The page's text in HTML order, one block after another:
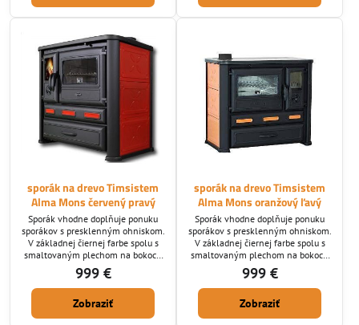
zvýšenie účinnosti spaľovania
potrebujete nám zadajte pri
vypisovaní objednávky: horný /
bočný
sporák na drevo Timsistem
Alma Mons červený pravý
Sporák vhodne doplňuje ponuku
sporákov s presklenným ohniskom.
V základnej čiernej farbe spolu s
smaltovaným plechom na bokoch
zapadne do akéhokoľvek interiéru.
Napojenie je pravé horné alebo
zadné a dá sa meniť.
999 €
Zobraziť
sporák na drevo Timsistem
Alma Mons oranžový ľavý
Sporák vhodne doplňuje ponuku
sporákov s presklenným ohniskom.
V základnej čiernej farbe spolu s
smaltovaným plechom na bokoch
zapadne do akéhokoľvek interiéru.
Napojenie je ľavé horné alebo
zadné a dá sa meniť.
999 €
Zobraziť